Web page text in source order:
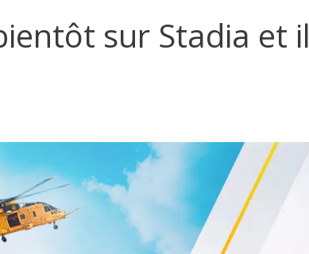
sur Stadia et il